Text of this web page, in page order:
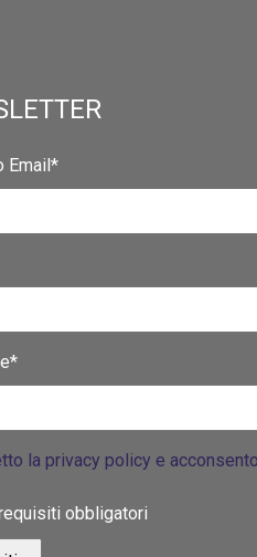
Email*
la privacy policy e
obbligatori